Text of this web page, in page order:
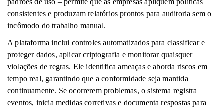
padrões de uso – permite que as empresas apliquem políticas
consistentes e produzam relatórios prontos para auditoria sem o
incômodo do trabalho manual.
A plataforma inclui controles automatizados para classificar e
proteger dados, aplicar criptografia e monitorar quaisquer
violações de regras. Ele identifica ameaças e aborda riscos em
tempo real, garantindo que a conformidade seja mantida
continuamente. Se ocorrerem problemas, o sistema registra
eventos, inicia medidas corretivas e documenta respostas para